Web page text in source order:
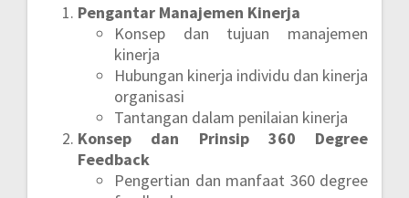
Pengantar Manajemen Kinerja
Konsep dan tujuan manajemen
kinerja
Hubungan kinerja individu dan kinerja
organisasi
Tantangan dalam penilaian kinerja
Konsep dan Prinsip 360 Degree
Feedback
Pengertian dan manfaat 360 degree